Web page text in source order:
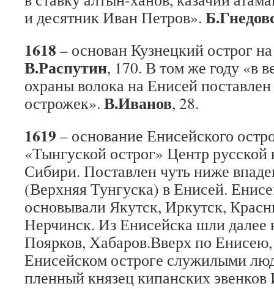
и десятник Иван Петров».
1618 – основан Кузнецкий острог
В.Распутин, 170. В том же году «в
охраны волока на Енисей
острожек». В.Иванов, 28.
1619 – основание Енисейского
«Тынгуской острог» Центр
Сибири. Поставлен чуть ниже
(Верхняя Тунгуска) в Енисей.
основывали Якутск, Иркутск,
Нерчинск. Из Енисейска шли далее
Поярков, Хабаров.Вверх по
Енисейском остроге служилыми
пленный князец кипанских